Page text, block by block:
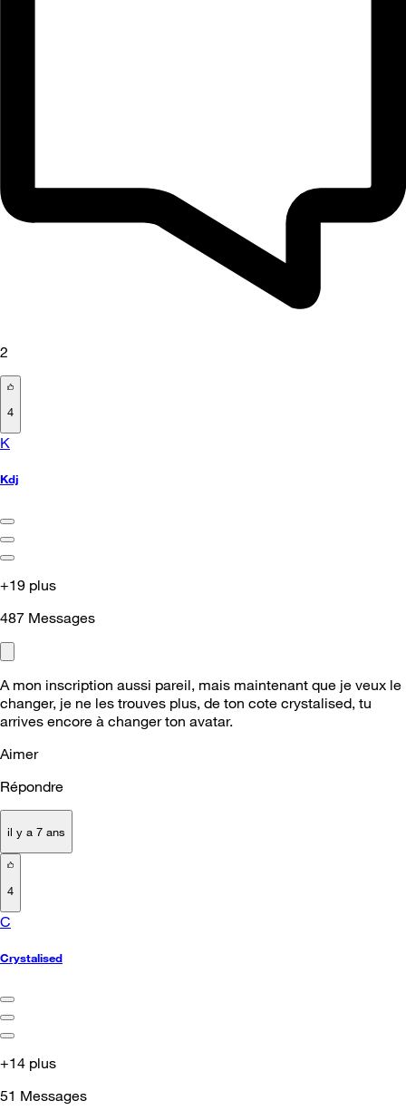
2
4
K
Kdj
+19 plus
487 Messages
A mon inscription aussi pareil, mais maintenant que je veux le
changer, je ne les trouves plus, de ton cote crystalised, tu
arrives encore à changer ton avatar.
Aimer
Répondre
il y a 7 ans
4
C
Crystalised
+14 plus
51 Messages